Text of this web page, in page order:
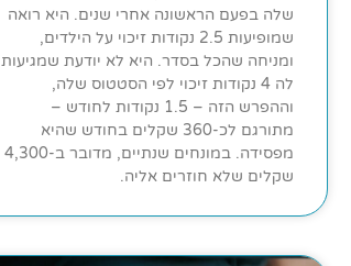
שלה בפעם הראשונה אחרי שנים. היא רואה
שמופיעות 2.5 נקודות זיכוי על הילדים,
ומניחה שהכל בסדר. היא לא יודעת שמגיעות
לה 4 נקודות זיכוי לפי הסטטוס שלה,
וההפרש הזה – 1.5 נקודות לחודש –
מתורגם לכ-360 שקלים בחודש שהיא
מפסידה. במונחים שנתיים, מדובר ב-4,300
שקלים שלא חוזרים אליה.